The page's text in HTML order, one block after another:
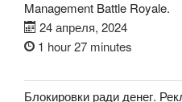
Management Battle Royale.
24 апреля, 2024
1 hour 27 minutes
Блокировки ради денег.